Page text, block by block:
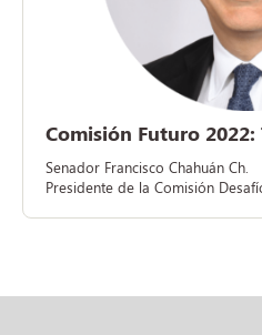
Comisión Futuro
Senador Francisco Chahuán Ch.
Presidente de la Comisión